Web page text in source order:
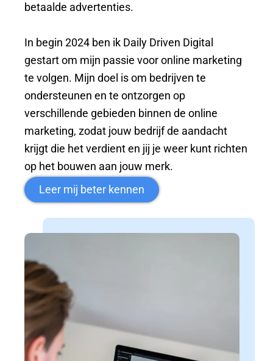
betaalde advertenties.
In begin 2024 ben ik Daily Driven Digital
gestart om mijn passie voor online marketing
te volgen. Mijn doel is om bedrijven te
ondersteunen en te ontzorgen op
verschillende gebieden binnen de online
marketing, zodat jouw bedrijf de aandacht
krijgt die het verdient en jij je weer kunt richten
op het bouwen aan jouw merk.
Leer mij beter kennen